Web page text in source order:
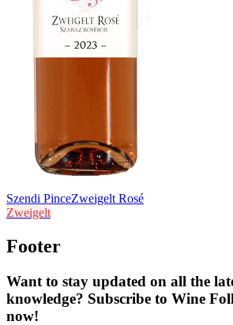
Szendi PinceZweigelt Rosé
Zweigelt
Footer
Want to stay updated on all the
knowledge? Subscribe to Wine
now!